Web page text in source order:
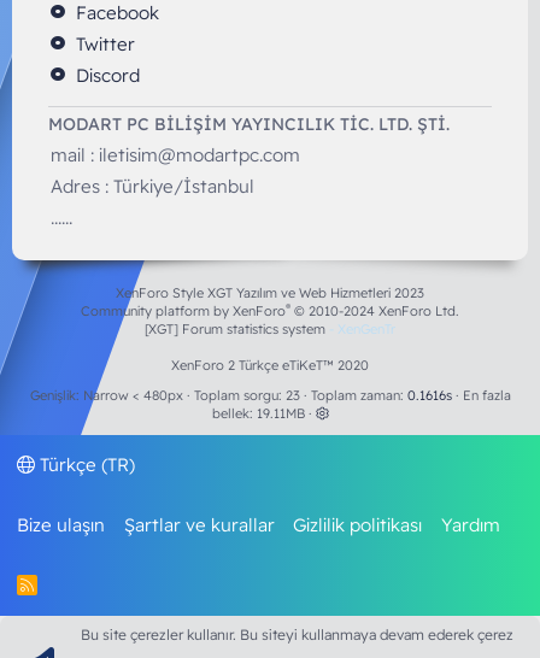
Facebook
Twitter
Discord
MODART PC BILIŞIM YAYINCILIK TİC. LTD. ŞTİ.
mail : iletisim@modartpc.com
Adres : Türkiye/İstanbul
......
XenForo Style XGT Yazılım ve Web Hizmetleri 2023
Community platform by XenForo® © 2010-2024 XenForo Ltd.
[XGT] Forum statistics system
- XenGenTr
XenForo 2 Türkçe eTiKeT™ 2020
Genişlik
Toplam sorgu 23 Toplam zaman 0.1616s
En fazla
bellek 19.11MB
Türkçe (TR)
Bize ulaşın Şartlar ve kurallar Gizlilik politikası Yardım
R
Bu site çerezler kullanır. Bu siteyi kullanmaya devam ederek çerez